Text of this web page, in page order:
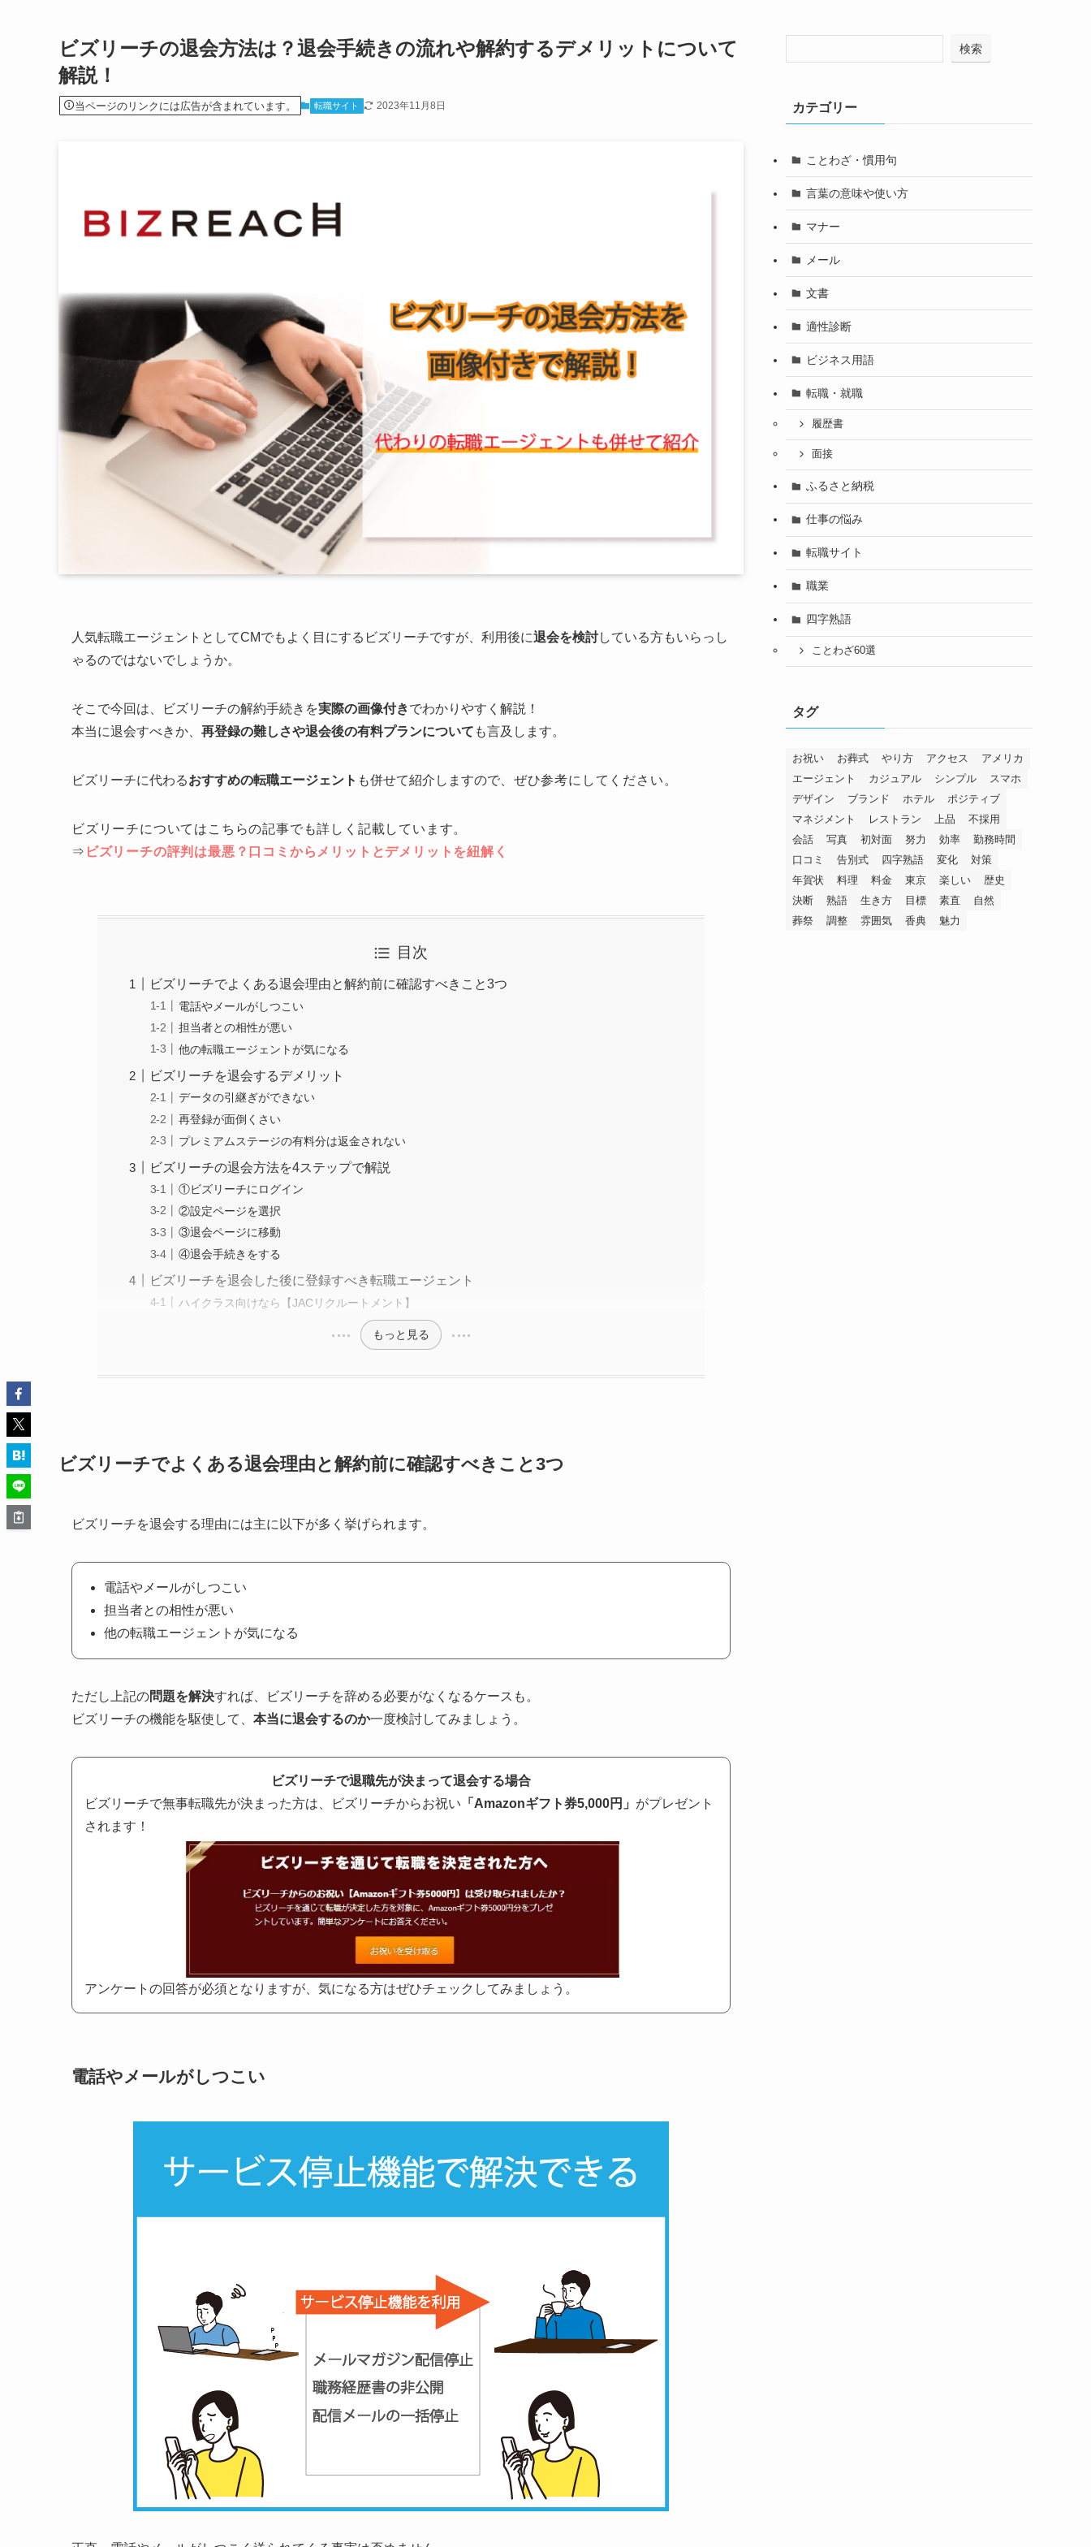
ビズリーチの退会方法は？退会手続きの流れや解約するデメリットについて
解説！
当ページのリンクには広告が含まれています。 転職サイト 2023年11月8日
人気転職エージェントとしてCMでもよく目にするビズリーチですが、利用後に退会を検討している方もいらっし
ゃるのではないでしょうか。
そこで今回は、ビズリーチの解約手続きを実際の画像付きでわかりやすく解説！
本当に退会すべきか、 再登録の難しさや退会後の有料プランについて も言及します。
ビズリーチに代わるおすすめの転職エージェント も併せて紹介しますので 、ぜひ参考にしてください。
ビズリーチについてはこちらの記事でも詳しく記載しています。
⇒ ビズリーチの評判は最悪？口コミからメリットとデメリットを紐解く
目次
ビズリーチでよくある退会理由と解約前に確認すべきこと3つ
電話やメールがしつこい
担当者との相性が悪い
他の転職エージェントが気になる
ビズリーチを退会するデメリット
データの引継ぎができない
再登録が面倒くさい
プレミアムステージの有料分は返金されない
ビズリーチの退会方法を4ステップで解説
①ビズリーチにログイン
②設定ページを選択
③退会ページに移動
④退会手続きをする
ビズリーチを退会した後に登録すべき転職エージェント
ハイクラス向けなら【JACリクルートメント】
もっと見る
ビズリーチでよくある退会理由と解約前に確認すべきこと3つ
ビズリーチを退会する理由には主に以下が多く挙げられます。
電話やメールがしつこい
担当者との相性が悪い
他の転職エージェントが気になる
ただし上記の問題を解決すれば、ビズリーチを辞める必要がなくなるケースも。
ビズリーチの機能を駆使して、 本当に退会するのか一度検討してみましょう。
ビズリーチで退職先が決まって退会する場合
ビズリーチで無事転職先が決まった方は、ビズリーチからお祝い 「Amazonギフト券5,000円」 がプレゼント
されます！
アンケートの回答が必須となりますが、気になる方はぜひチェックしてみましょう。
電話やメールがしつこい
検索
カテゴリー
ことわざ・慣用句
言葉の意味や使い方
マナー
メール
文書
適性診断
ビジネス用語
転職・就職
履歴書
面接
ふるさと納税
仕事の悩み
転職サイト
職業
四字熟語
ことわざ60選
タグ
お祝い お葬式 やり方 アクセス
アメリカ
エージェント
カジュアル シンプル
スマホ
デザイン
ブランド ホテル
ポジティブ
マネジメント
レストラン 上品
不採用
会話
写真 初対面 努力 効率
勤務時間
口コミ
告別式 四字熟語 変化
対策
年賀状
料理 料金 東京 楽しい
歴史
決断
熟語 生き方 目標 素直
自然
葬祭
調整 雰囲気 香典 魅力